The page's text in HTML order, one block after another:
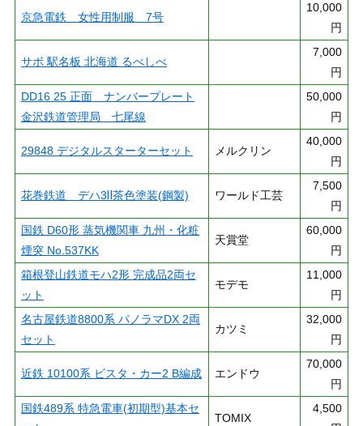
京急電鉄 女性用制服 7号
10,000
円
サボ 駅名板 北海道 るべしべ
7,000
円
DD16 25 正面 ナンバープレート
金沢鉄道管理局 七尾線
50,000
円
29848 デジタルスターターセット メルクリン
40,000
円
花巻鉄道 デハ3Ⅱ茶色塗装(鋼製) ワールド工芸
7,500
円
国鉄 D60形 蒸気機関車 九州・化粧
煙突 No.537KK
天賞堂
60,000
円
箱根登山鉄道モハ2形 完成品2両セ
ット
モデモ
11,000
円
名古屋鉄道8800系 パノラマDX 2両
セット
カツミ
32,000
円
近鉄 10100系 ビスタ・カー2 B編成 エンドウ
70,000
円
国鉄489系 特急電車(初期型)基本セ
TOMIX
4,500